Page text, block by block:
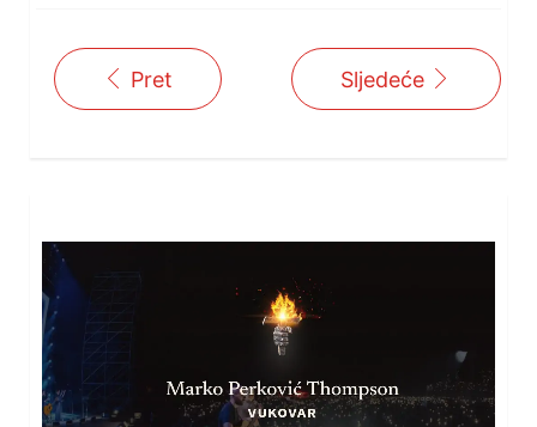
Pret Sljedeće